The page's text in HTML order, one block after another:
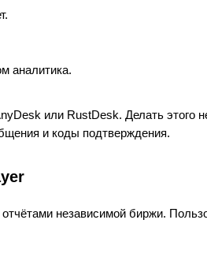
аналитика.
или RustDesk. Делать этого
и коды подтверждения.
независимой биржи.